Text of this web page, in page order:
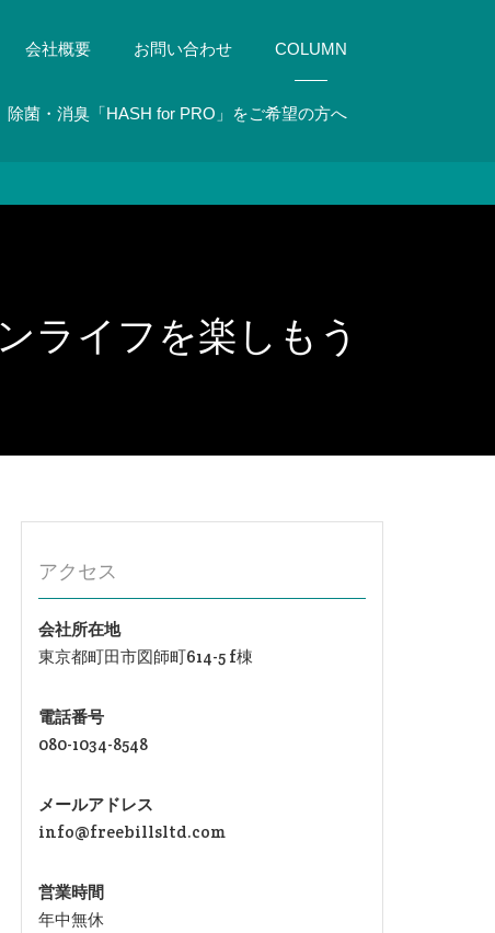
会社概要 お問い合わせ COLUMN
除菌・消臭「HASH for PRO」をご希望の方へ
ライフを楽しもう
アクセス
会社所在地
東京都町田市図師町614-5 f棟
電話番号
080-1034-8548
メールアドレス
info@freebillsltd.com
営業時間
年中無休